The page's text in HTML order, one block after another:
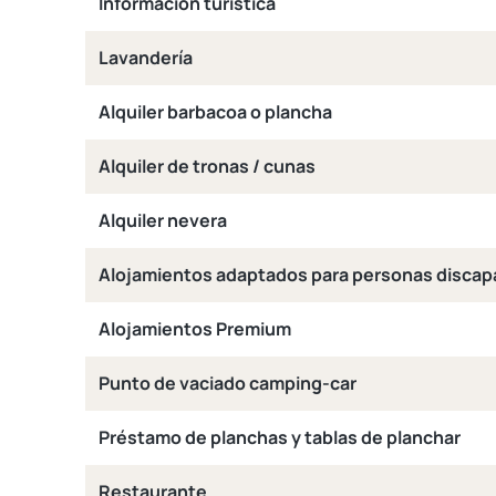
Lavandería
Alquiler barbacoa o plancha
Alquiler de tronas / cunas
Alquiler nevera
Alojamientos adaptados para personas
Alojamientos Premium
Punto de vaciado camping-car
Préstamo de planchas y tablas de planchar